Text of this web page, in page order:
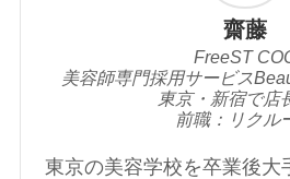
齋藤
FreeST
美容師専門採用サービス
東京・新宿で店
前職：リクル
東京の美容学校を卒業後大